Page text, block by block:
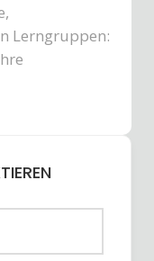
Lerngruppen: